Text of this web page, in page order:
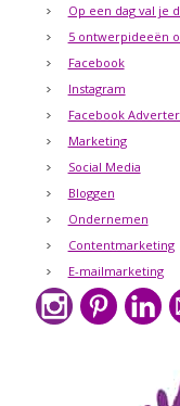
Op een dag val je
5 ontwerpideeën
Facebook
Instagram
Facebook
Marketing
Social Media
Bloggen
Ondernemen
Contentmarketing
E-mailmarketing